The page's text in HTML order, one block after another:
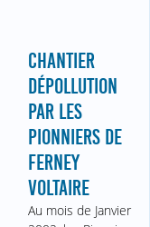
CHANTIER
DÉPOLLUTION
PAR LES
PIONNIERS DE
FERNEY
VOLTAIRE
Au mois de Janvier